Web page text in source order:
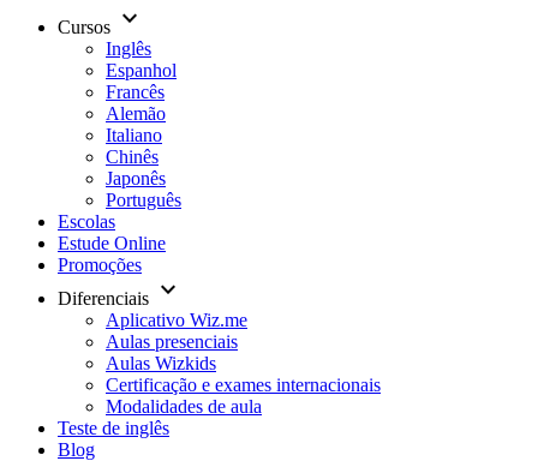
Cursos keyboard_arrow_down
Inglês
Espanhol
Francês
Alemão
Italiano
Chinês
Japonês
Português
Escolas
Estude Online
Promoções
Diferenciais keyboard_arrow_down
Aplicativo Wiz.me
Aulas presenciais
Aulas Wizkids
Certificação e exames internacionais
Modalidades de aula
Teste de inglês
Blog